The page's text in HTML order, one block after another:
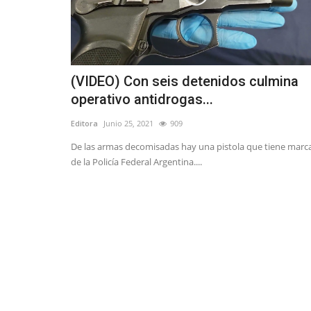
(VIDEO) Con seis detenidos culmina
operativo antidrogas...
Editora Junio 25, 2021 909
De las armas decomisadas hay una pistola que tiene
de la Policía Federal Argentina....